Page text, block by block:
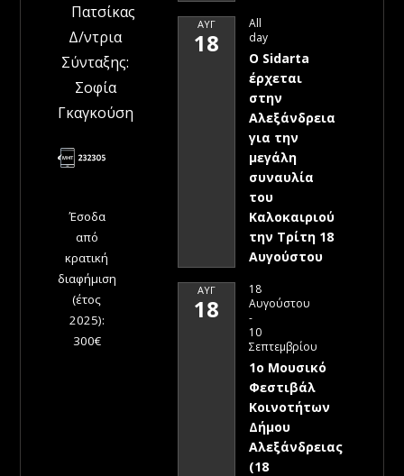
Πατσίκας
Δ/ντρια
Σύνταξης:
Σοφία
Γκαγκούση
Έσοδα
από
κρατική
διαφήμιση
(έτος
2025):
300€
ΑΥΓ
18
All
day
Ο Sidarta
έρχεται
στην
Αλεξάνδρεια
για την
μεγάλη
συναυλία
του
Καλοκαιριού
την Τρίτη 18
Αυγούστου
ΑΥΓ
18
18
Αυγούστου
-
10
Σεπτεμβρίου
1ο Μουσικό
Φεστιβάλ
Κοινοτήτων
Δήμου
Αλεξάνδρειας
(18